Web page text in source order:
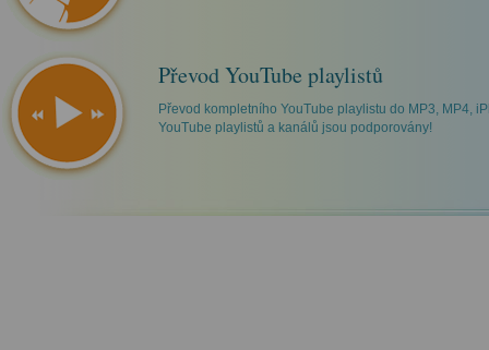
Převod YouTube playlistů
Převod kompletního YouTube playlistu do MP3, MP4,
YouTube playlistů a kanálů jsou podporovány!